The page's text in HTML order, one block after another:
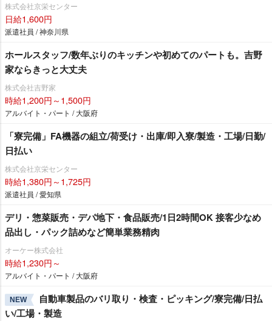
株式会社京栄センター
日給1,600円
派遣社員 / 神奈川県
ホールスタッフ/数年ぶりのキッチンや初めてのパートも。吉野
家ならきっと大丈夫
株式会社吉野家
時給1,200円～1,500円
アルバイト・パート / 大阪府
「寮完備」FA機器の組立/荷受け・出庫/即入寮/製造・工場/日勤/
日払い
株式会社京栄センター
時給1,380円～1,725円
派遣社員 / 愛知県
デリ・惣菜販売・デパ地下・食品販売/1日2時間OK 接客少なめ
品出し・パック詰めなど簡単業務精肉
オーケー株式会社
時給1,230円～
アルバイト・パート / 大阪府
NEW
自動車製品のバリ取り・検査・ピッキング/寮完備/日払
い/工場・製造